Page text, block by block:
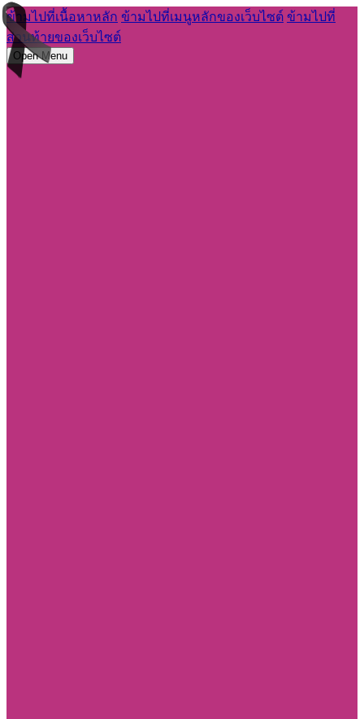
ข้ามไปที่เนื้อหาหลัก ข้ามไปที่เมนูหลักของเว็บไซต์ ข้ามไปที่
ส่วนท้ายของเว็บไซต์
Open Menu